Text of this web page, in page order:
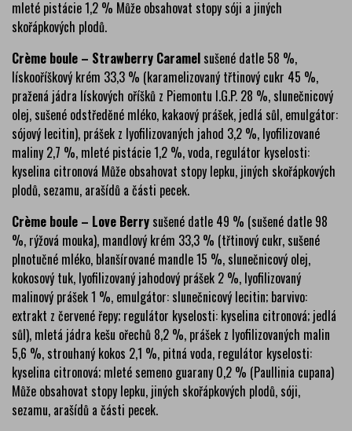
mleté pistácie 1,2 % Může obsahovat stopy sóji a jiných
skořápkových plodů.
Crème boule – Strawberry Caramel sušené datle 58 %,
lískooříškový krém 33,3 % (karamelizovaný třtinový cukr 45 %,
pražená jádra lískových oříšků z Piemontu I.G.P. 28 %, slunečnicový
olej, sušené odstředěné mléko, kakaový prášek, jedlá sůl, emulgátor:
sójový lecitin), prášek z lyofilizovaných jahod 3,2 %, lyofilizované
maliny 2,7 %, mleté pistácie 1,2 %, voda, regulátor kyselosti:
kyselina citronová Může obsahovat stopy lepku, jiných skořápkových
plodů, sezamu, arašídů a části pecek.
Crème boule – Love Berry sušené datle 49 % (sušené datle 98
%, rýžová mouka), mandlový krém 33,3 % (třtinový cukr, sušené
plnotučné mléko, blanšírované mandle 15 %, slunečnicový olej,
kokosový tuk, lyofilizovaný jahodový prášek 2 %, lyofilizovaný
malinový prášek 1 %, emulgátor: slunečnicový lecitin; barvivo:
extrakt z červené řepy; regulátor kyselosti: kyselina citronová; jedlá
sůl), mletá jádra kešu ořechů 8,2 %, prášek z lyofilizovaných malin
5,6 %, strouhaný kokos 2,1 %, pitná voda, regulátor kyselosti:
kyselina citronová; mleté semeno guarany 0,2 % (Paullinia cupana)
Může obsahovat stopy lepku, jiných skořápkových plodů, sóji,
sezamu, arašídů a části pecek.